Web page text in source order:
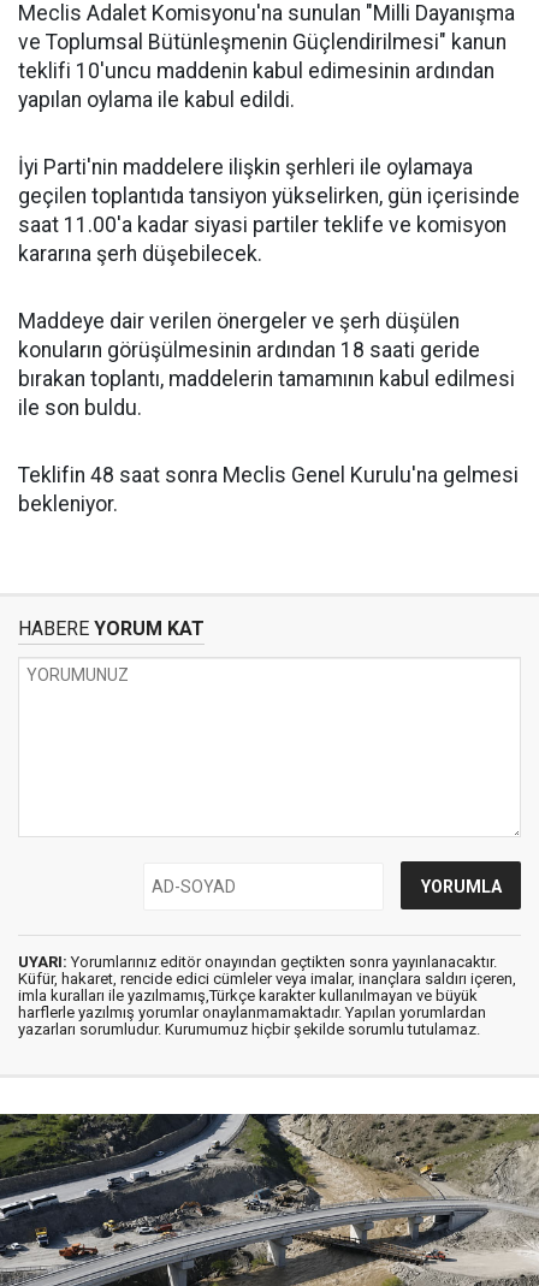
Meclis Adalet Komisyonu'na sunulan "Milli Dayanışma
ve Toplumsal Bütünleşmenin Güçlendirilmesi" kanun
teklifi 10'uncu maddenin kabul edimesinin ardından
yapılan oylama ile kabul edildi.
İyi Parti'nin maddelere ilişkin şerhleri ile oylamaya
geçilen toplantıda tansiyon yükselirken, gün içerisinde
saat 11.00'a kadar siyasi partiler teklife ve komisyon
kararına şerh düşebilecek.
Maddeye dair verilen önergeler ve şerh düşülen
konuların görüşülmesinin ardından 18 saati geride
bırakan toplantı, maddelerin tamamının kabul edilmesi
ile son buldu.
Teklifin 48 saat sonra Meclis Genel Kurulu'na gelmesi
bekleniyor.
HABERE YORUM KAT
UYARI: Yorumlarınız editör onayından geçtikten sonra yayınlanacaktır.
Küfür, hakaret, rencide edici cümleler veya imalar, inançlara saldırı içeren,
imla kuralları ile yazılmamış,Türkçe karakter kullanılmayan ve büyük
harflerle yazılmış yorumlar onaylanmamaktadır. Yapılan yorumlardan
yazarları sorumludur. Kurumumuz hiçbir şekilde sorumlu tutulamaz.